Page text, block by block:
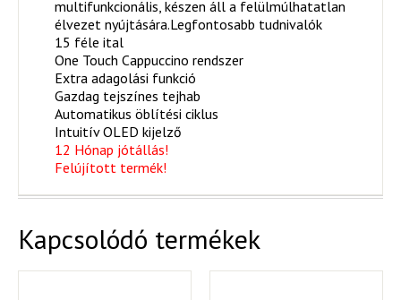
multifunkcionális, készen áll a felülmúlhatatlan
élvezet nyújtására.Legfontosabb tudnivalók
15 féle ital
One Touch Cappuccino rendszer
Extra adagolási funkció
Gazdag tejszínes tejhab
Automatikus öblítési ciklus
Intuitív OLED kijelző
12 Hónap jótállás!
Felújított termék!
Kapcsolódó termékek